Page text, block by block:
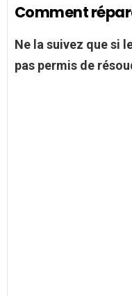
Comment
Ne la suivez que si
pas permis de